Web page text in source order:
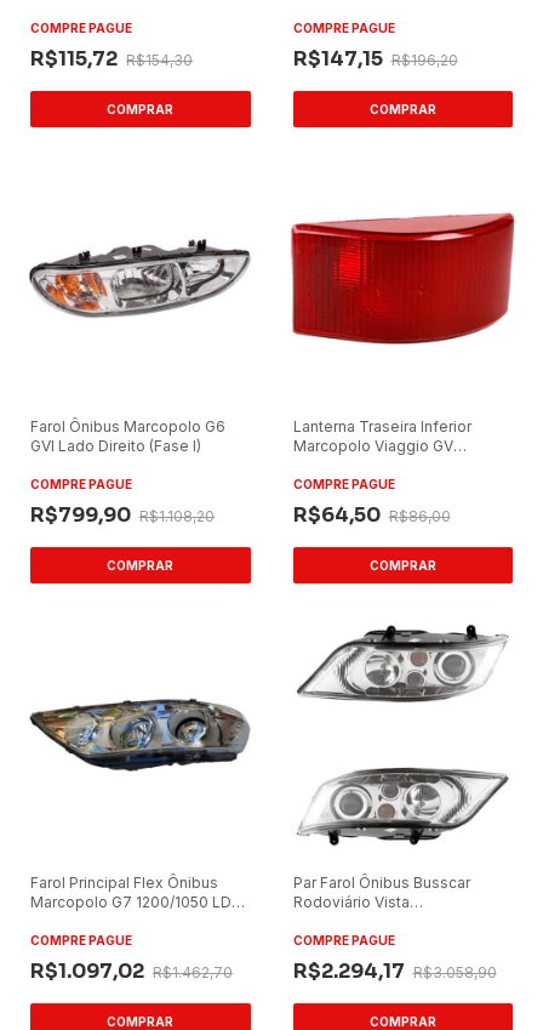
COMPRE PAGUE
R$115,72 R$154,30
COMPRE PAGUE
R$147,15 R$196,20
Farol Ônibus Marcopolo G6
GVI Lado Direito (Fase I)
COMPRE PAGUE
R$799,90 R$1.108,20
Lanterna Traseira Inferior
Marcopolo Viaggio GV
COMPRE PAGUE
R$64,50 R$86,00
Farol Principal Flex Ônibus
Marcopolo G7 1200/1050 LD
COMPRE PAGUE
R$1.097,02 R$1.462,70
Par Farol Ônibus Busscar
Rodoviário Vista
Direito/Lado Esquerdo
COMPRE PAGUE
R$2.294,17 R$3.058,90